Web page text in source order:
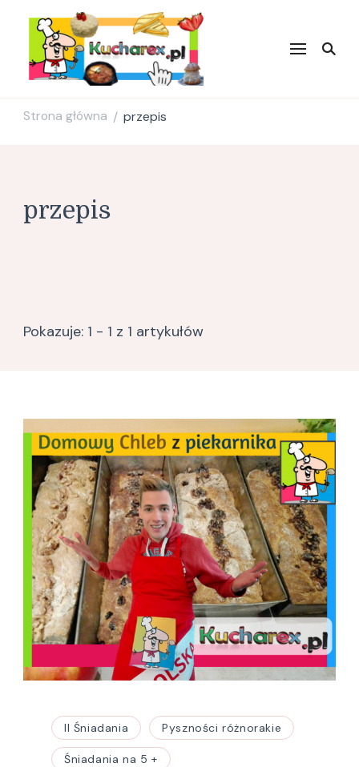
Kucharex.pl
Najsmaczniejsze Przepisy w
Strona główna / przepis
przepis
Pokazuje: 1 - 1 z 1 artykułów
II Śniadania Pyszności różnorakie
Śniadania na 5 +